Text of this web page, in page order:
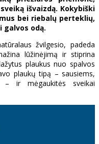
išvaizdą. Kokybiški
bei riebalų perteklių,
odą.
žvilgesio, padeda
lūžinėjimą ir stiprina
plaukus nuo spalvos
plaukų tipą – sausiems,
– ir mėgaukitės sveikai